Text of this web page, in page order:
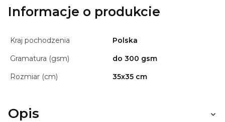
Informacje o produkcie
Kraj pochodzenia
Polska
Gramatura (gsm)
do 300 gsm
Rozmiar (cm)
35x35 cm
Opis